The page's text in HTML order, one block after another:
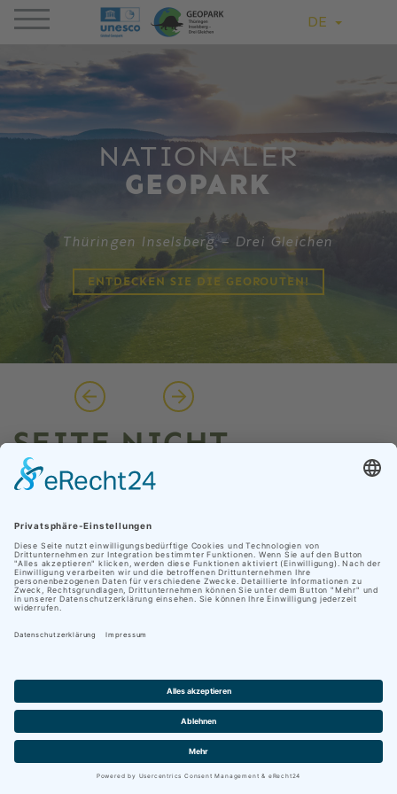
DE
NATIONALER
GEOPARK
Thüringen Inselsberg – Drei Gleichen
ENTDECKEN SIE DIE GEOROUTEN!
SEITE NICHT
GEFUNDEN
werden.
© 2026
hosting by masterframe.de
Unsere Seite verwendet Cookies
wie möglich gestalten, verwendet Nationaler Geopark
Thüringen neben eigenen auch Cookies von
Drittanbietern. Klicken Sie auf „Cookies akzeptieren“
um alle Cookies zu akzeptieren und direkt zur Website
weiter navigiert zu werden, oder klicken Sie auf
Beschreibung und individuelle Auswahl der Cookies zu
Impressum
Datenschutz
Cookies akzeptieren
Einstellungen anpassen